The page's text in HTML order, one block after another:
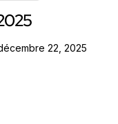
22, 2025